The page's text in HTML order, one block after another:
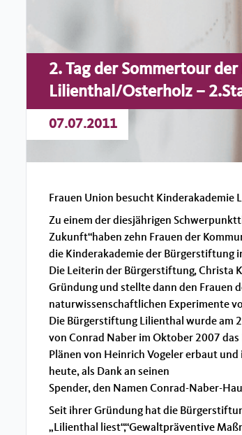
2. Tag der Sommertour
Lilienthal/Osterholz –
07.07.2011
Frauen Union besucht Kinderakademie
Zu einem der diesjährigen
Zukunft“haben zehn Frauen der
die Kinderakademie der Bürgerstiftung
Die Leiterin der Bürgerstiftung, Christa
Gründung und stellte dann den Frauen
naturwissenschaftlichen Experimente
Die Bürgerstiftung Lilienthal wurde am
von Conrad Naber im Oktober 2007
Plänen von Heinrich Vogeler erbaut
heute, als Dank an seinen
Spender, den Namen Conrad-Naber-
Seit ihrer Gründung hat die
„Lilienthal liest“,“Gewaltpräventive